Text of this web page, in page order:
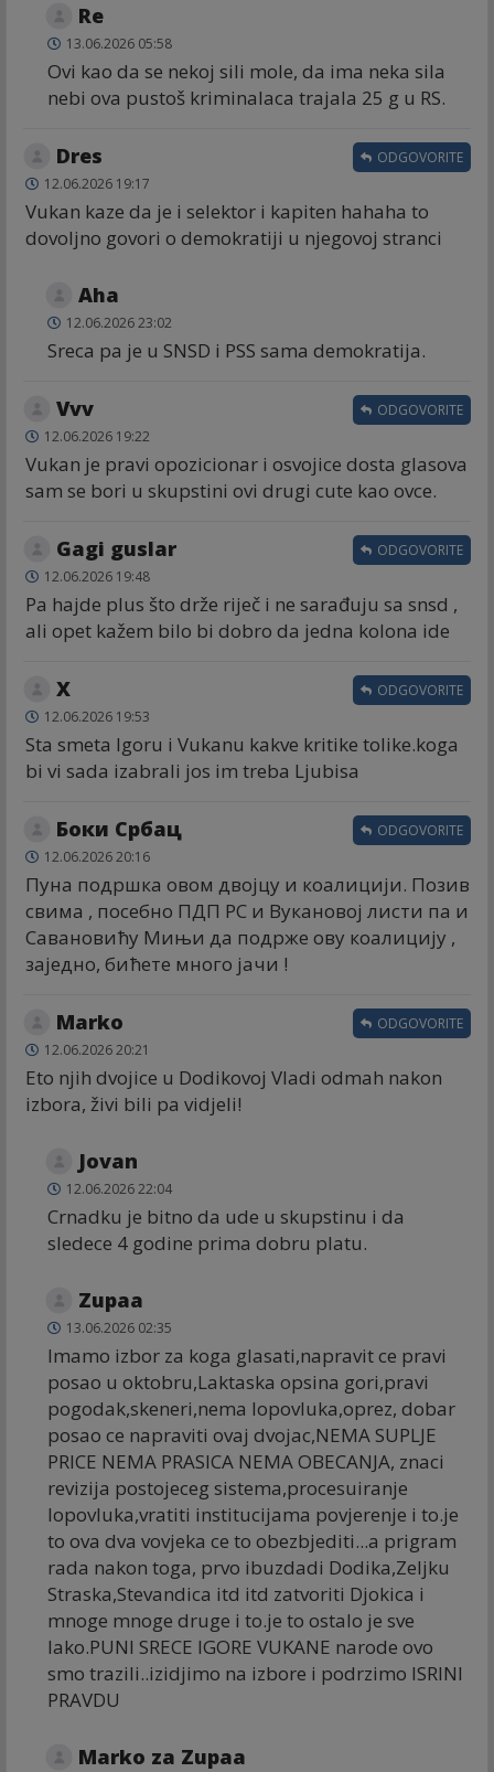
Re
13.06.2026 05:58
Ovi kao da se nekoj sili mole, da ima neka sila
nebi ova pustoš kriminalaca trajala 25 g u RS.
Dres
12.06.2026 19:17
Vukan kaze da je i selektor i kapiten hahaha to
dovoljno govori o demokratiji u njegovoj stranci
ODGOVORITE
Aha
12.06.2026 23:02
Sreca pa je u SNSD i PSS sama demokratija.
Vvv
12.06.2026 19:22
Vukan je pravi opozicionar i osvojice dosta glasova
sam se bori u skupstini ovi drugi cute kao ovce.
ODGOVORITE
Gagi guslar
12.06.2026 19:48
Pa hajde plus što drže riječ i ne sarađuju sa snsd ,
ali opet kažem bilo bi dobro da jedna kolona ide
ODGOVORITE
X
12.06.2026 19:53
Sta smeta Igoru i Vukanu kakve kritike tolike.koga
bi vi sada izabrali jos im treba Ljubisa
ODGOVORITE
Боки Србац
12.06.2026 20:16
Пуна подршка овом двојцу и коалицији. Позив
свима , посебно ПДП РС и Вукановој листи па и
Савановићу Мињи да подрже ову коалицију ,
заједно, бићете много јачи !
ODGOVORITE
Marko
12.06.2026 20:21
Eto njih dvojice u Dodikovoj Vladi odmah nakon
izbora, živi bili pa vidjeli!
ODGOVORITE
Jovan
12.06.2026 22:04
Crnadku je bitno da ude u skupstinu i da
sledece 4 godine prima dobru platu.
Zupaa
13.06.2026 02:35
Imamo izbor za koga glasati,napravit ce pravi
posao u oktobru,Laktaska opsina gori,pravi
pogodak,skeneri,nema lopovluka,oprez, dobar
posao ce napraviti ovaj dvojac,NEMA SUPLJE
PRICE NEMA PRASICA NEMA OBECANJA, znaci
revizija postojeceg sistema,procesuiranje
lopovluka,vratiti institucijama povjerenje i to.je
to ova dva vovjeka ce to obezbjediti...a prigram
rada nakon toga, prvo ibuzdadi Dodika,Zeljku
Straska,Stevandica itd itd zatvoriti Djokica i
mnoge mnoge druge i to.je to ostalo je sve
lako.PUNI SRECE IGORE VUKANE narode ovo
smo trazili..izidjimo na izbore i podrzimo ISRINI
PRAVDU
Marko za Zupaa